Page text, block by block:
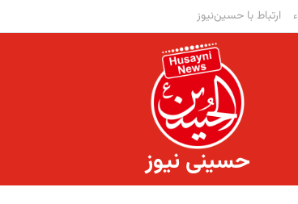
ارتباط با حسین‌نیوز
حسینی نیوز